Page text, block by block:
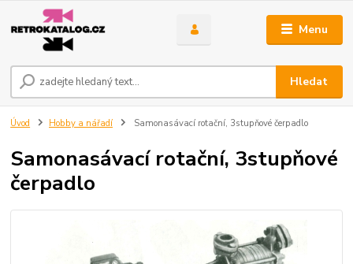
Menu
Hledat
Úvod Hobby a nářadí Samonasávací rotační, 3stupňové čerpadlo
Samonasávací rotační, 3stupňové
čerpadlo